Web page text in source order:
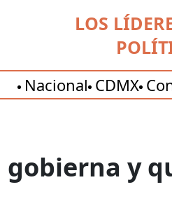
LOS
Nacional CDMX
y